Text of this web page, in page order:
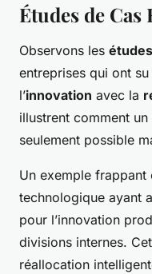
Études de Cas
Observons les
entreprises qui ont
l’innovation avec la
illustrent comment
seulement possible
Un exemple frappant
technologique ayant
pour l’innovation
divisions internes.
réallocation